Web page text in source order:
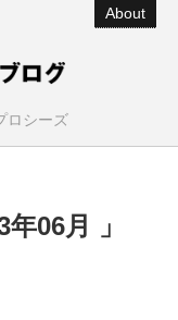
About
ロシーズ
06月 」